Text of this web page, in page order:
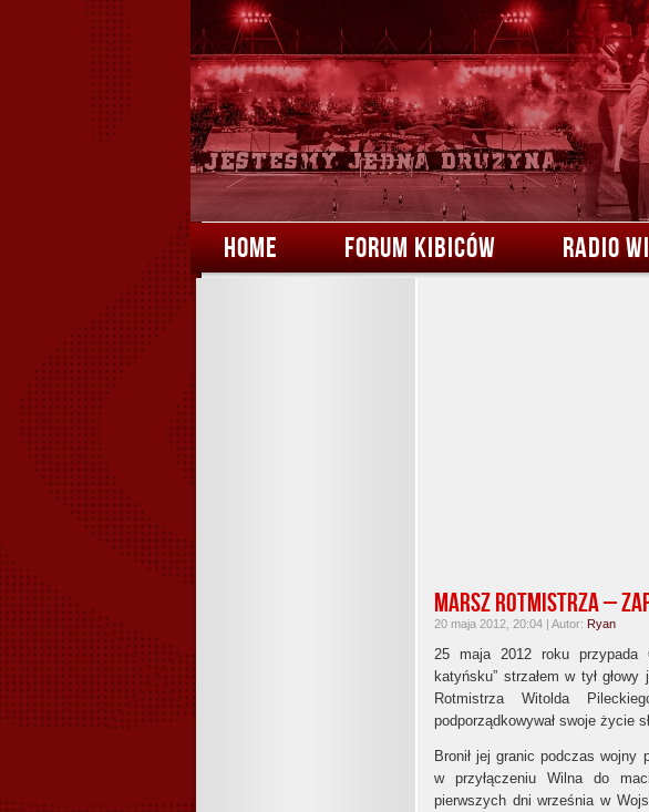
HOME FORUM KIBICÓW RADIO
MARSZ ROTMISTRZA –
20 maja 2012, 20:04 | Autor: Ryan
25 maja 2012 roku przypada
katyńsku” strzałem w tył
Rotmistrza Witolda
podporządkowywał swoje życie
Bronił jej granic podczas wojny
w przyłączeniu Wilna do
pierwszych dni września w